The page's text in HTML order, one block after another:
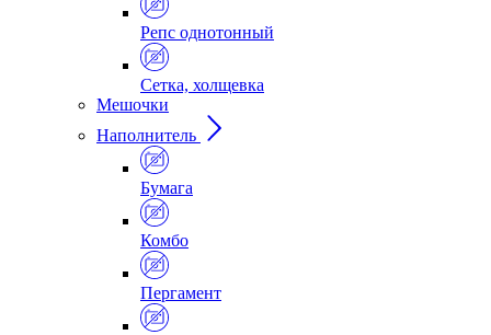
Репс однотонный
Сетка, холщевка
Мешочки
Наполнитель
Бумага
Комбо
Пергамент